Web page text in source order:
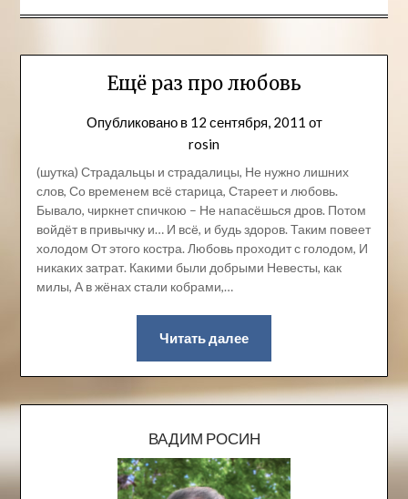
Ещё раз про любовь
Опубликовано в 12 сентября, 2011 от
rosin
(шутка) Страдальцы и страдалицы, Не нужно лишних
слов, Со временем всё старица, Стареет и любовь.
Бывало, чиркнет спичкою – Не напасёшься дров. Потом
войдёт в привычку и… И всё, и будь здоров. Таким повеет
холодом От этого костра. Любовь проходит с голодом, И
никаких затрат. Какими были добрыми Невесты, как
милы, А в жёнах стали кобрами,…
Читать далее
ВАДИМ РОСИН